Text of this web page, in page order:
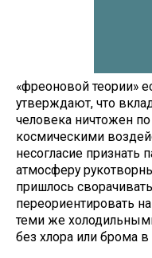
«фреоновой теории»
утверждают, что
человека ничтожен
космическими
несогласие признать
атмосферу
пришлось
переориентировать
теми же
без хлора или брома